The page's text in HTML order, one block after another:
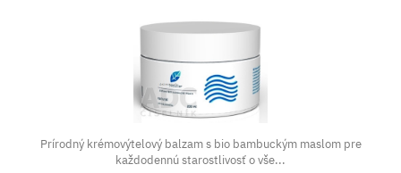
Prírodný krémovýtelový balzam s bio bambuckým maslom pre
každodennú starostlivosť o vše...